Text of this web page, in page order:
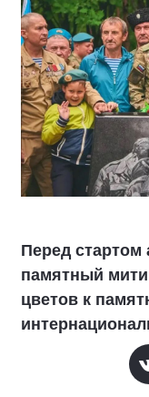
Перед стартом
памятный
цветов к